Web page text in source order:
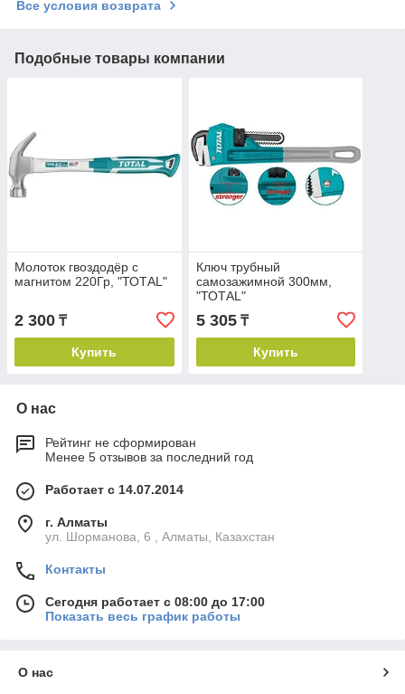
Все условия возврата
Подобные товары компании
Молоток гвоздодёр с
магнитом 220Гр, "ТОТАL"
2 300 ₸
Купить
Ключ трубный
самозажимной 300мм,
"ТОТАL"
5 305₸
Купить
О нас
Рейтинг не сформирован
Менее 5 отзывов за последний год
Работает с 14.07.2014
г. Алматы
ул. Шорманова, 6 , Алматы, Казахстан
Контакты
Сегодня работает с 08:00 до 17:00
Показать весь график работы
О нас